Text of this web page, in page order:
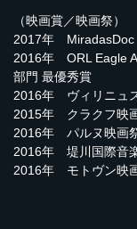
（映画賞／映画祭）
2017年 MiradasDoc
2016年 ORL Eagle
部門 最優秀賞
2016年 ヴィリニュ
2015年 クラクフ映
2016年 パルヌ映画
2016年 堤川国際音
2016年 モトヴン映